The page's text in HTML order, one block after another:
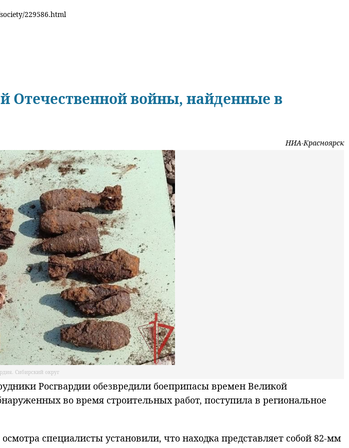
229586.html
Отечественной войны, найденные в
НИА-Красноярск
Сибирский округ
Росгвардии обезвредили боеприпасы времен Великой
во время строительных работ, поступила в региональное
специалисты установили, что находка представляет собой 82-мм